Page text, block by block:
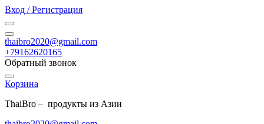
Вход / Регистрация
thaibro2020@gmail.com
+79162620165
Обратный звонок
Корзина
ThaiBro – продукты из Азии